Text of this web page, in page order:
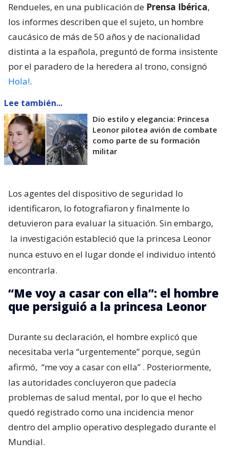
Rendueles, en una publicación de Prensa Ibérica,
los informes describen que el sujeto, un hombre
caucásico de más de 50 años y de nacionalidad
distinta a la española, preguntó de forma insistente
por el paradero de la heredera al trono, consignó
Hola!.
Lee también...
Dio estilo y elegancia: Princesa
Leonor pilotea avión de combate
como parte de su formación
militar
Los agentes del dispositivo de seguridad lo
identificaron, lo fotografiaron y finalmente lo
detuvieron para evaluar la situación. Sin embargo,
la investigación estableció que la princesa Leonor
nunca estuvo en el lugar donde el individuo intentó
encontrarla.
“Me voy a casar con ella”: el hombre
que persiguió a la princesa Leonor
Durante su declaración, el hombre explicó que
necesitaba verla “urgentemente” porque, según
afirmó, “me voy a casar con ella” . Posteriormente,
las autoridades concluyeron que padecía
problemas de salud mental, por lo que el hecho
quedó registrado como una incidencia menor
dentro del amplio operativo desplegado durante el
Mundial.